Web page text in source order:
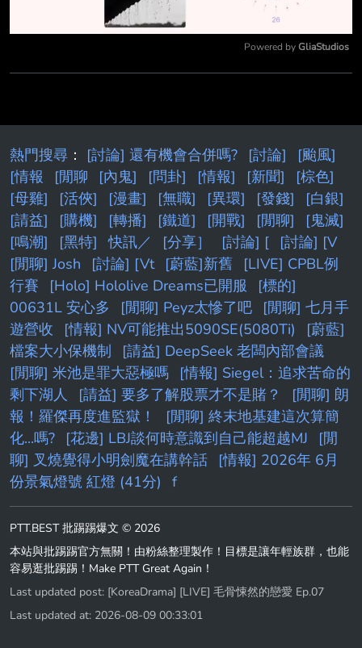
Powered by GliaStudios
熱門搜尋 ： [討論] 還有機會合併嗎? [討論]
[颱風]
[情報
[閒聊 [內鬼] [問卦] [情報] [新聞]
[棕色]
[母雞]
[活俠] [漫畫] [無職] [異環] [發錢]
[白銀]
[請益]
[購機] [轉播] [鐵道] [開戰] [閒聊]
[鬼滅]
[鳴潮]
[黑特] 快訊／ [分享］ [討論] [
[討論] [V
[閒聊] Josh
[討論] [Vt [蔚藍]新舊
[LIVE] CPBL例
行賽
[Holo] Hololive Dreams已開服
[標的]
00631L 安心多
[閒聊] Peyz太慘了吧
[閒聊] 七月手
遊營收
[情報] NV可能推出5090SE(5080Ti)
[蔚藍]
檔案大小保機制
[請益] DeepSeek 老闆內部會議
[閒聊] 米池是罪大惡極嗎
[情報] Siegel：追求苦命的
剩下湖人
[請益] 要多了解股票才不是賭？
[閒聊] 朗
報！羅傑再度進監獄！
[閒聊] 終末地基建這次算簡
化...嗎?
[花邊] LBJ談何時意識到自己能超越MJ
[閒
聊] 叉燒覺得小明劍魔在講幹話
[情報] 2026年 6月
份景氣燈號 紅燈 (41分)
f
PTT.BEST 批踢踢爆文 © 2026
本站與批踢踢官方無關！由粉絲整理製作！目標是讓年輕族群，也能
容易逛批踢踢！Make PTT Great Again！
Last updated post: [KoreaDrama] [LIVE] 毛骨悚然的戀愛 Ep.07
Last updated at: 2026-08-09 00:33:01